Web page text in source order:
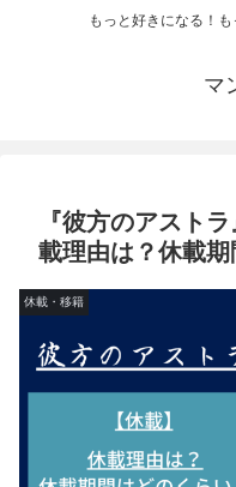
もっと好きになる！
マ
『彼方のアスト
載理由は？休載期
休載・移籍